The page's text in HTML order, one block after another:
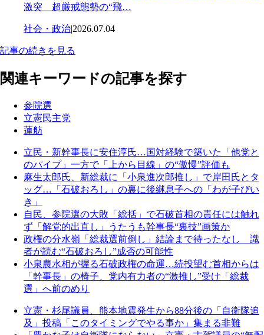
激突 超厳戒態勢の“飛…
社会・政治|2026.07.04
記事の続きを見る
関連キーワードの記事を探す
参院選
立憲民主党
蓮舫
立民・新幹事長に安住淳氏…国対経験で築いた「他党と
のパイプ」一方で「上から目線」の“傲慢”評価も
麻生太郎氏、新総裁に「小泉進次郎推し」で岸田氏とタ
ッグ…「石破おろし」の裏に後継息子への「わが子びい
き」
自民、参院選の大敗「総括」で石破首相の責任には触れ
ず「解党的出直し」うたうも幹事長“裏技”画策か
政権の分水嶺「総裁選前倒し」結論まで待ったなし 識
者が読む“石破おろし”成否の可能性
小泉農水相が握る石破政権の命運…続投望む首相からは
「幹事長」の椅子、党内有力者の“激推し”受け「総裁
選」へ前のめり
立憲・杉尾議員、熊本地震発生から88分後の「自衛隊追
及」投稿「このタイミングでやる事か」集まる非難